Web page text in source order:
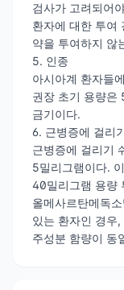
검사가 고려되어
환자에 대한 투여
약을 투여하지 않
5. 인종
아시아계 환자들
권장 초기 용량은
금기이다.
6. 근병증에 걸리
근병증에 걸리기
5밀리그램이다.
40밀리그램 용량
올메사르탄메독
있는 환자인 경우
주성분 함량이 동